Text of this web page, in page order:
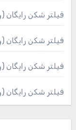
فیلتر شکن رایگان (وی تو
فیلتر شکن رایگان (وی تو
فیلتر شکن رایگان (وی تو
فیلتر شکن رایگان (وی تو